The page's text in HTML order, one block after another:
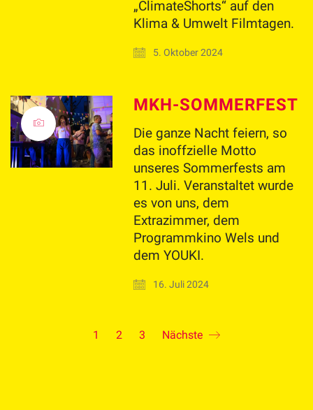
„ClimateShorts“ auf den
Klima & Umwelt Filmtagen.
5. Oktober 2024
MKH-SOMMERFEST
Die ganze Nacht feiern, so
das inoffzielle Motto
unseres Sommerfests am
11. Juli. Veranstaltet wurde
es von uns, dem
Extrazimmer, dem
Programmkino Wels und
dem YOUKI.
16. Juli 2024
1 2 3 Nächste